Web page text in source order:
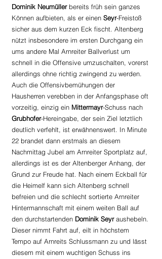
Dominik Neumüller bereits früh sein ganzes
Können aufbieten, als er einen Seyr-Freistoß
sicher aus dem kurzen Eck fischt. Altenberg
nützt insbesondere im ersten Durchgang ein
ums andere Mal Arnreiter Ballverlust um
schnell in die Offensive umzuschalten, vorerst
allerdings ohne richtig zwingend zu werden.
Auch die Offensivbemühungen der
Hausherren verebben in der Anfangsphase oft
vorzeitig, einzig ein Mittermayr-Schuss nach
Grubhofer-Hereingabe, der sein Ziel letztlich
deutlich verfehlt, ist erwähnenswert. In Minute
22 brandet dann erstmals an diesem
Nachmittag Jubel am Arnreiter Sportplatz auf,
allerdings ist es der Altenberger Anhang, der
Grund zur Freude hat. Nach einem Eckball für
die Heimelf kann sich Altenberg schnell
befreien und die schlecht sortierte Arnreiter
Hintermannschaft mit einem weiten Ball auf
den durchstartenden Dominik Seyr aushebeln.
Dieser nimmt Fahrt auf, eilt in höchstem
Tempo auf Arnreits Schlussmann zu und lässt
diesem mit einem wuchtigen Schuss ins